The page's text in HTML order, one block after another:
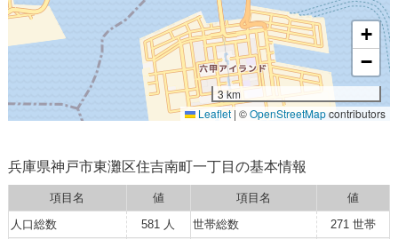
+
−
3 km
Leaflet | ©OpenStreetMapcontributors
兵庫県神戸市東灘区住吉南町一丁目の基本情報
項目名 値 項目名
値
人口総数
581 人 世帯総数
271 世帯